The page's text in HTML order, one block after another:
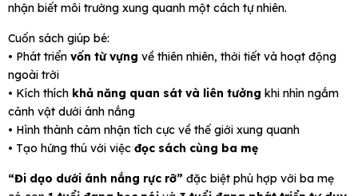
nhận biết môi trường xung quanh một cách tự nhiên.
Cuốn sách giúp bé:
• Phát triển vốn từ vựng về thiên nhiên, thời tiết và hoạt động
ngoài trời
• Kích thích khả năng quan sát và liên tưởng khi nhìn ngắm
cảnh vật dưới ánh nắng
• Hình thành cảm nhận tích cực về thế giới xung quanh
• Tạo hứng thú với việc đọc sách cùng ba mẹ
“Đi dạo dưới ánh nắng rực rỡ” đặc biệt phù hợp với ba mẹ